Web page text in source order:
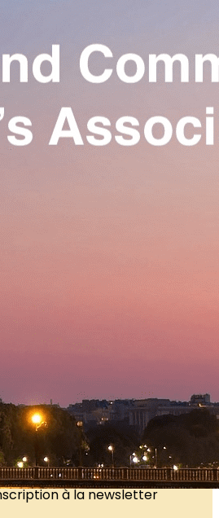
les colonnes affichées
des réseaux sociaux
à la newsletter